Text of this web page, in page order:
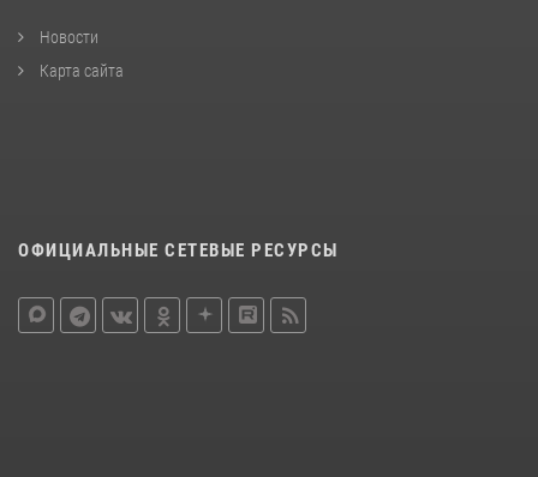
Новости
Карта сайта
ОФИЦИАЛЬНЫЕ СЕТЕВЫЕ РЕСУРСЫ